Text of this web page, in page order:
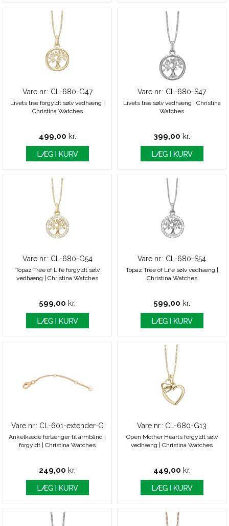
Vare nr.: CL-680-G47
Livets træ forgyldt sølv vedhæng |
Christina Watches
499,00 kr.
Vare nr.: CL-680-S47
Livets træ sølv vedhæng | Christina
Watches
399,00 kr.
Vare nr.: CL-680-G54
Topaz Tree of Life forgyldt sølv
vedhæng | Christina Watches
599,00 kr.
Vare nr.: CL-680-S54
Topaz Tree of Life sølv vedhæng |
Christina Watches
599,00 kr.
Vare nr.: CL-601-extender-G
Ankelkæde forlænger til armbånd i
forgyldt | Christina Watches
249,00 kr.
Vare nr.: CL-680-G13
Open Mother Hearts forgyldt sølv
vedhæng | Christina Watches
449,00 kr.